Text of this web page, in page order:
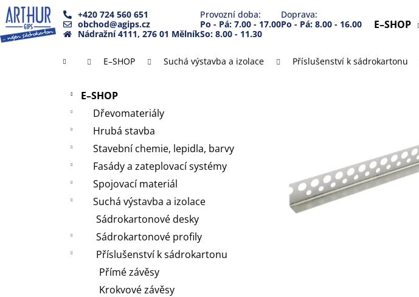
Přejít
na
obsah
E–SHOP
+420 724 560 651
obchod@agips.cz
Nádražní 4111, 276 01 Mělník
Provozní doba:
Po - Pá: 7.00 - 17.00
So: 8.00 - 11.30
Doprava:
Po - Pá: 8.00 - 16.00
Domů E–SHOP Suchá výstavba a izolace Příslušenství k sádrokartonu
Přeskočit
kategorie
E–SHOP
Dřevomateriály
Hrubá stavba
Stavební chemie, lepidla, barvy
Fasády a zateplovací systémy
Spojovací materiál
Suchá výstavba a izolace
Sádrokartonové desky
Sádrokartonové profily
Příslušenství k sádrokartonu
Přímé závěsy
Krokvové závěsy
K
o
š
Zpět
Zpět
Co potřebujete
Doporučujeme